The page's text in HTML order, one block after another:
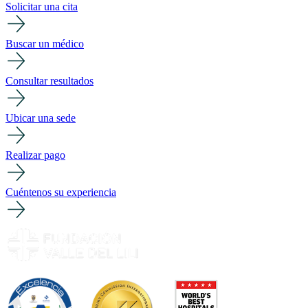
Solicitar una cita
Buscar un médico
Consultar resultados
Ubicar una sede
Realizar pago
Cuéntenos su experiencia